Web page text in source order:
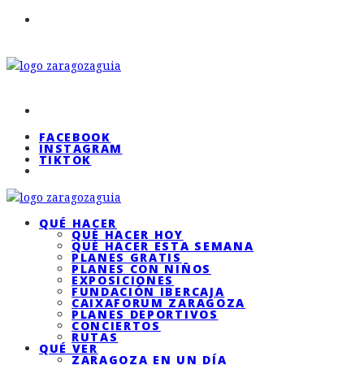
FACEBOOK
INSTAGRAM
TIKTOK
QUÉ HACER
QUÉ HACER HOY
QUÉ HACER ESTA SEMANA
PLANES GRATIS
PLANES CON NIÑOS
EXPOSICIONES
FUNDACIÓN IBERCAJA
CAIXAFORUM ZARAGOZA
PLANES DEPORTIVOS
CONCIERTOS
RUTAS
QUÉ VER
ZARAGOZA EN UN DÍA